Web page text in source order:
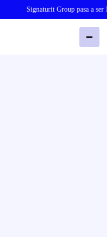
Signaturit Group pasa a ser